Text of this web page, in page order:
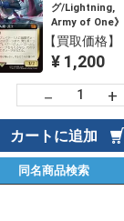
グ/Lightning,
Army of One》
[FIN-BF] 金R
【買取価格】
¥ 1,200
－ +
カートに追加
同名商品検索